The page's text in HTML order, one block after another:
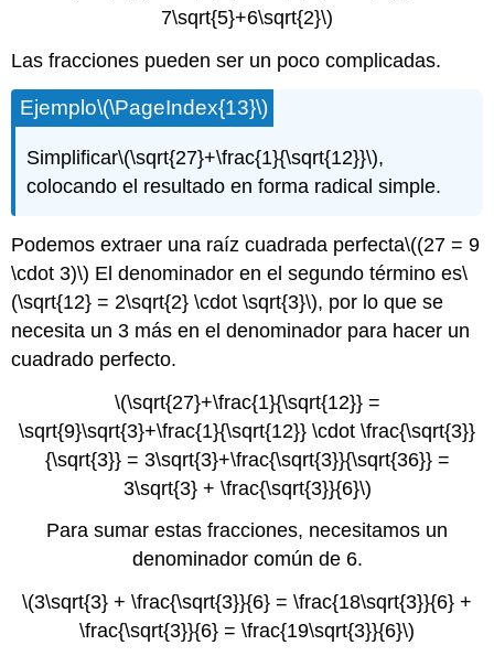
7\sqrt{5}+6\sqrt{2}\)
Las fracciones pueden ser un poco complicadas.
Ejemplo\(\PageIndex{13}\)
Simplificar\(\sqrt{27}+\frac{1}{\sqrt{12}}\),
colocando el resultado en forma radical simple.
Podemos extraer una raíz cuadrada perfecta\((27 = 9
\cdot 3)\) El denominador en el segundo término es\
(\sqrt{12} = 2\sqrt{2} \cdot \sqrt{3}\), por lo que se
necesita un 3 más en el denominador para hacer un
cuadrado perfecto.
\(\sqrt{27}+\frac{1}{\sqrt{12}} =
\sqrt{9}\sqrt{3}+\frac{1}{\sqrt{12}} \cdot \frac{\sqrt{3}}
{\sqrt{3}} = 3\sqrt{3}+\frac{\sqrt{3}}{\sqrt{36}} =
3\sqrt{3} + \frac{\sqrt{3}}{6}\)
Para sumar estas fracciones, necesitamos un
denominador común de 6.
\(3\sqrt{3} + \frac{\sqrt{3}}{6} = \frac{18\sqrt{3}}{6} +
\frac{\sqrt{3}}{6} = \frac{19\sqrt{3}}{6}\)